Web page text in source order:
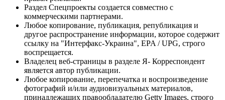
Раздел Спецпроекты создается совместно с
коммерческими партнерами.
Любое копирование, публикация, републикация и
другое распространение информации, которое содержит
ссылку на "Интерфакс-Украина", EPA / UPG, строго
воспрещается.
Владелец веб-страницы в разделе Я- Корреспондент
является автор публикации.
Любое копирование, перепечатка и воспроизведение
фотографий и/или аудиовизуальных материалов,
принадлежащих правообладателю Getty Images, строго